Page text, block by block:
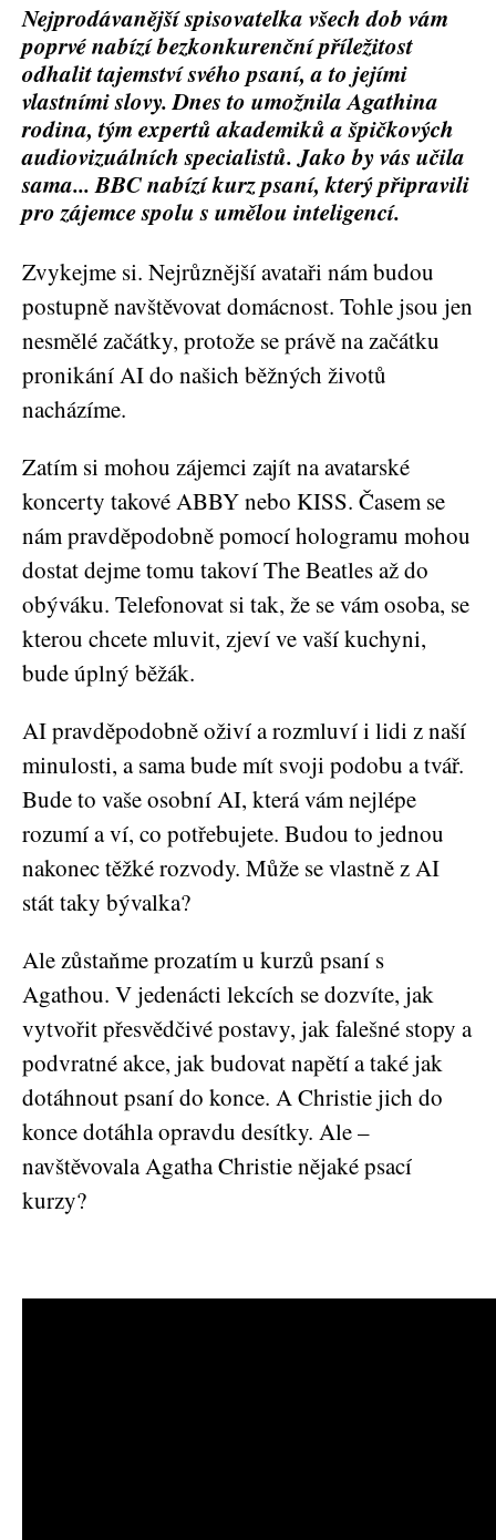
Nejprodávanější spisovatelka všech dob vám
poprvé nabízí bezkonkurenční příležitost
odhalit tajemství svého psaní, a to jejími
vlastními slovy. Dnes to umožnila Agathina
rodina, tým expertů akademiků a špičkových
audiovizuálních specialistů. Jako by vás učila
sama... BBC nabízí kurz psaní, který připravili
pro zájemce spolu s umělou inteligencí.
Zvykejme si. Nejrůznější avataři nám budou
postupně navštěvovat domácnost. Tohle jsou jen
nesmělé začátky, protože se právě na začátku
pronikání AI do našich běžných životů
nacházíme.
Zatím si mohou zájemci zajít na avatarské
koncerty takové ABBY nebo KISS. Časem se
nám pravděpodobně pomocí hologramu mohou
dostat dejme tomu takoví The Beatles až do
obýváku. Telefonovat si tak, že se vám osoba, se
kterou chcete mluvit, zjeví ve vaší kuchyni,
bude úplný běžák.
AI pravděpodobně oživí a rozmluví i lidi z naší
minulosti, a sama bude mít svoji podobu a tvář.
Bude to vaše osobní AI, která vám nejlépe
rozumí a ví, co potřebujete. Budou to jednou
nakonec těžké rozvody. Může se vlastně z AI
stát taky bývalka?
Ale zůstaňme prozatím u kurzů psaní s
Agathou. V jedenácti lekcích se dozvíte, jak
vytvořit přesvědčivé postavy, jak falešné stopy a
podvratné akce, jak budovat napětí a také jak
dotáhnout psaní do konce. A Christie jich do
konce dotáhla opravdu desítky. Ale –
navštěvovala Agatha Christie nějaké psací
kurzy?